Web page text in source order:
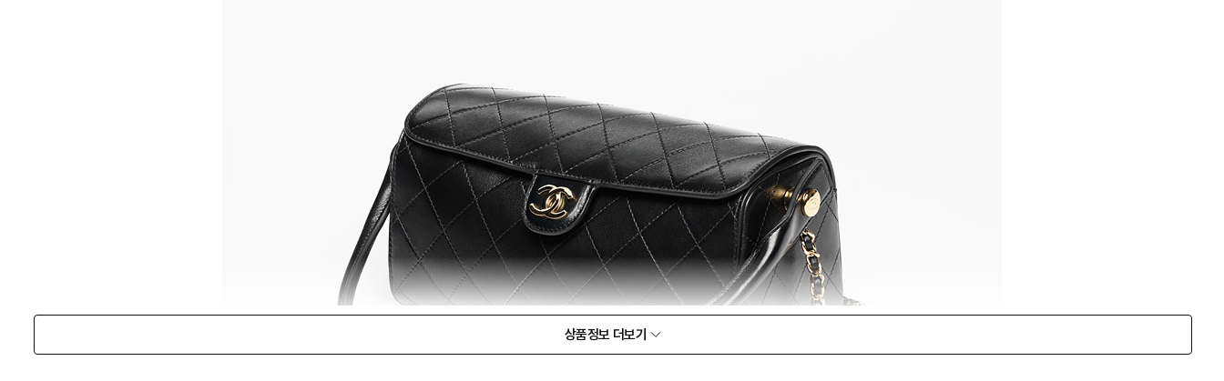
상품정보 더보기